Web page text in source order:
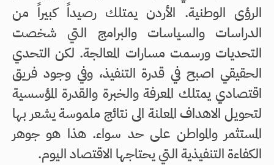
الرؤى الوطنية. الأردن يمتلك رصيداً كبيراً من
الدراسات والسياسات والبرامج التي شخصت
التحديات ورسمت مسارات المعالجة. لكن التحدي
الحقيقي اصبح في قدرة التنفيذ، وفي وجود فريق
اقتصادي يمتلك المعرفة والخبرة والقدرة المؤسسية
لتحويل الاهداف المعلنة الى نتائج ملموسة يشعر بها
المستثمر والمواطن على حد سواء. هذا هو جوهر
الكفاءة التنفيذية التي يحتاجها الاقتصاد اليوم.